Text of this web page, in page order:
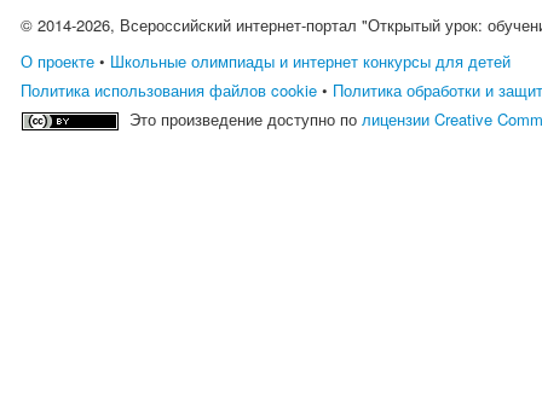
© 2014-2026, Всероссийский интернет-портал "Открытый урок:
О проекте • Школьные олимпиады и интернет конкурсы для детей
Политика использования файлов cookie • Политика обработки и
Это произведение доступно полицензии Creative